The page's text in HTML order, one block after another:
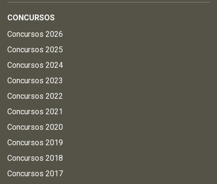
CONCURSOS
Concursos 2026
Concursos 2025
Concursos 2024
Concursos 2023
Concursos 2022
Concursos 2021
Concursos 2020
Concursos 2019
Concursos 2018
Concursos 2017